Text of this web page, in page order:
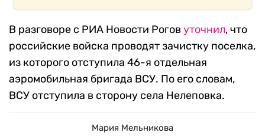
В разговоре с РИА Новости Рогов уточнил, что
российские войска проводят зачистку поселка,
из которого отступила 46-я отдельная
аэромобильная бригада ВСУ. По его словам,
ВСУ отступила в сторону села Нелеповка.
Мария Мельникова